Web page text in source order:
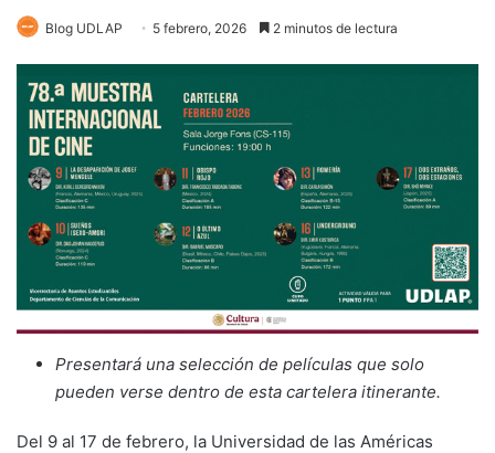
Blog UDLAP 5 febrero, 2026 2 minutos de lectura
Presentará una selección de películas que solo
pueden verse dentro de esta cartelera itinerante.
Del 9 al 17 de febrero, la Universidad de las Américas